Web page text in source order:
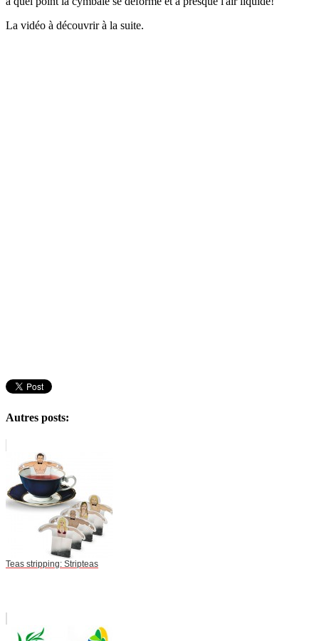
La vidéo à découvrir à la suite.
Autres posts:
Teas stripping: Stripteas